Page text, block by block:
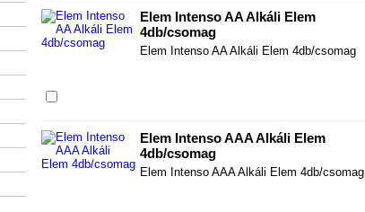
Elem Intenso AA Alkáli Elem
4db/csomag
Elem Intenso AA Alkáli Elem 4db/csomag
Elem Intenso AAA Alkáli Elem
4db/csomag
Elem Intenso AAA Alkáli Elem 4db/csomag